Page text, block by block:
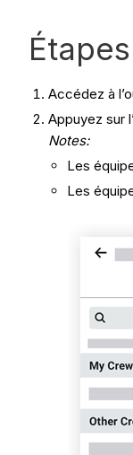
Étapes
Accédez à
Appuyez sur
Notes:
Les
Les